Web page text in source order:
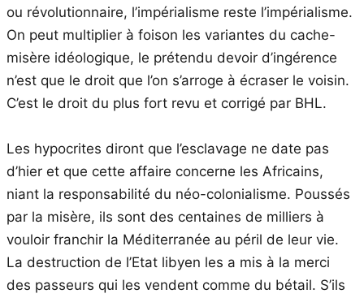
ou révolutionnaire, l’impérialisme reste l’impérialisme.
On peut multiplier à foison les variantes du cache-
misère idéologique, le prétendu devoir d’ingérence
n’est que le droit que l’on s’arroge à écraser le voisin.
C’est le droit du plus fort revu et corrigé par BHL.
Les hypocrites diront que l’esclavage ne date pas
d’hier et que cette affaire concerne les Africains,
niant la responsabilité du néo-colonialisme. Poussés
par la misère, ils sont des centaines de milliers à
vouloir franchir la Méditerranée au péril de leur vie.
La destruction de l’Etat libyen les a mis à la merci
des passeurs qui les vendent comme du bétail. S’ils